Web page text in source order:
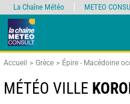
Accueil Grèce Épire - Macédoine
MÉTÉO VILLE
La Chaîne Météo METEO